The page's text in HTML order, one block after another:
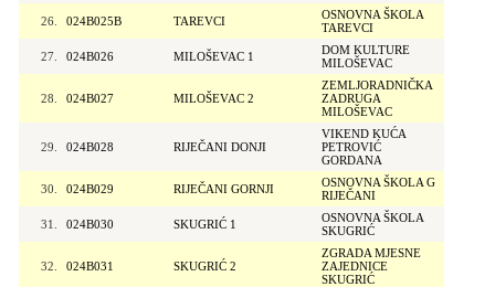
26. 024B025B TAREVCI
OSNOVNA ŠKOLA
TAREVCI
27. 024B026 MILOŠEVAC 1
DOM KULTURE
MILOŠEVAC
28. 024B027 MILOŠEVAC 2
ZEMLJORADNIČKA
ZADRUGA
MILOŠEVAC
29. 024B028 RIJEČANI DONJI
VIKEND KUĆA
PETROVIĆ
GORDANA
30. 024B029 RIJEČANI GORNJI
OSNOVNA ŠKOLA G
RIJEČANI
31. 024B030 SKUGRIĆ 1
OSNOVNA ŠKOLA
SKUGRIĆ
32. 024B031 SKUGRIĆ 2
ZGRADA MJESNE
ZAJEDNICE
SKUGRIĆ